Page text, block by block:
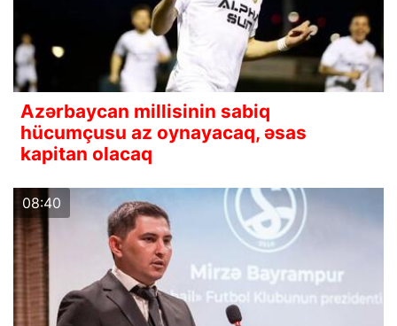
Azərbaycan millisinin sabiq
hücumçusu az oynayacaq, əsas
kapitan olacaq
08:40